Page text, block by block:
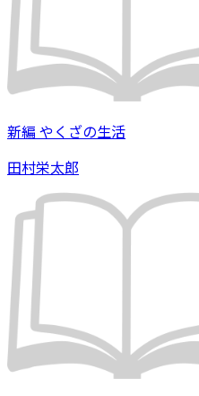
新編 やくざの生活
田村栄太郎